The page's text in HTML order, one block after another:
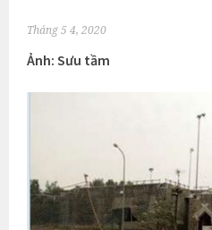
Tháng 5 4, 2020
Ảnh: Sưu tầm